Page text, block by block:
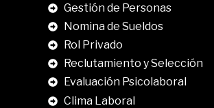
Gestión de Personas
Nomina de Sueldos
Rol Privado
Reclutamiento y Selección
Evaluación Psicolaboral
Clima Laboral